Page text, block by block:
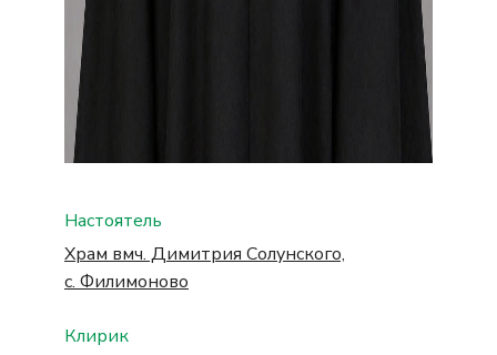
Настоятель
Храм вмч. Димитрия Солунского,
с. Филимоново
Клирик